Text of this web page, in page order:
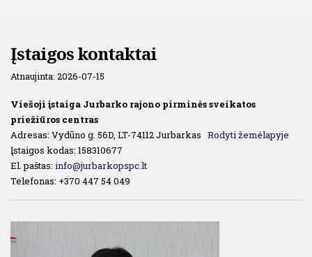
Įstaigos kontaktai
Atnaujinta: 2026-07-15
Viešoji įstaiga Jurbarko rajono pirminės sveikatos
priežiūros centras
Adresas: Vydūno g. 56D, LT-74112 Jurbarkas Rodyti žemėlapyje
Įstaigos kodas: 158310677
El. paštas: info@jurbarkopspc.lt
Telefonas: +370 447 54 049